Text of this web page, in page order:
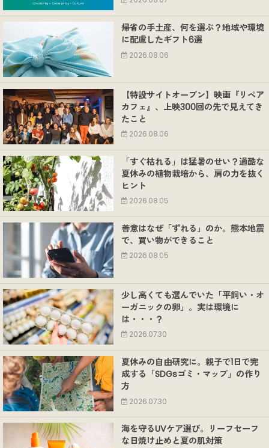
帰省の手土産、何を選ぶ？地域や環境
に配慮したギフト6選
2026.08.06
【特設サイトオープン】映画『リペア
カフェ』、上映300回の先で見えてき
たこと
2026.08.06
「すぐ枯れる」は猛暑のせい？過酷な
夏休みの植物栽培から、肩の力を抜く
ヒント
2026.08.05
善意はなぜ「ずれる」のか。熊本地震
で、買い物ができること
2026.08.05
少し高くても選んでいた「平飼い・オ
ーガニックの卵」。実は環境に
は・・・？
2026.07.30
夏休みの自由研究に。親子で1日で完
成する「SDGsゴミ・マップ」の作り
方
2026.07.30
海を守るUVケア選び。リーフセーフ
な日焼け止めと夏の肌対策